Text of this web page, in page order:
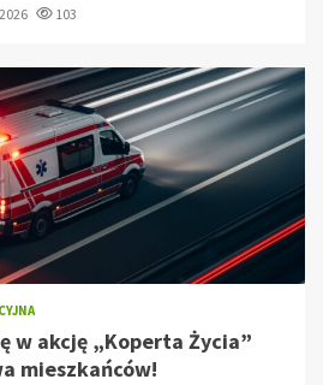
103
w akcję „Koperta Życia”
mieszkańców!